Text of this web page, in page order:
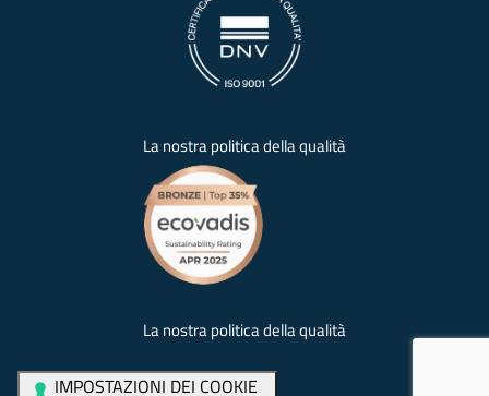
La nostra politica della qualità
La nostra politica della qualità